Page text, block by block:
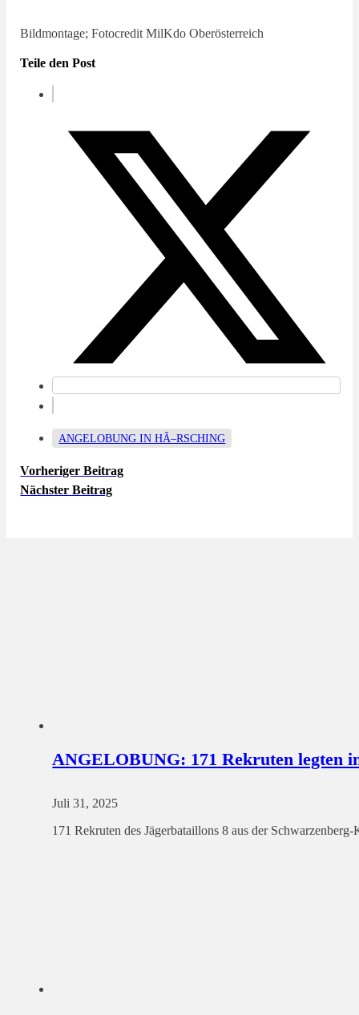
Bildmontage; Fotocredit MilKdo Oberösterreich
Teile den Post
ANGELOBUNG IN HÃ–RSCHING
Vorheriger Beitrag
Nächster Beitrag
ANGELOBUNG: 171 Rekruten legten
Juli 31, 2025
171 Rekruten des Jägerbataillons 8 aus der